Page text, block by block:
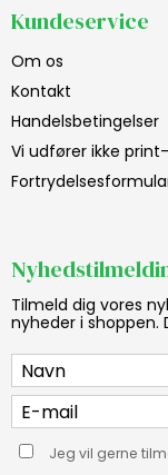
Kundeservice
Om os
Kontakt
Handelsbetingelser
Vi udfører ikke
Tilmeld dig vores
nyheder i shoppen.
Jeg vil gerne